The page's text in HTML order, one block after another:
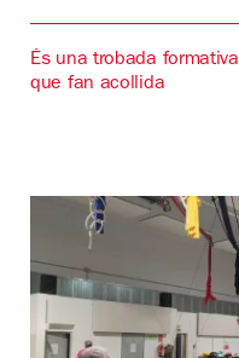
És una trobada
que fan acollida